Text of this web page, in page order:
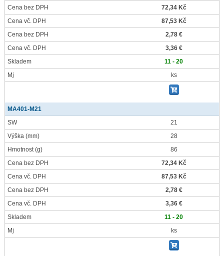
Cena bez DPH
72,34 Kč
Cena vč. DPH
87,53 Kč
Cena bez DPH
2,78 €
Cena vč. DPH
3,36 €
Skladem
11 - 20
Mj
ks
MA401-M21
SW
21
Výška (mm)
28
Hmotnost(g)
86
Cena bez DPH
72,34 Kč
Cena vč. DPH
87,53 Kč
Cena bez DPH
2,78 €
Cena vč. DPH
3,36 €
Skladem
11 - 20
Mj
ks